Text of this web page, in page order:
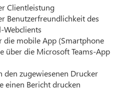
Clientleistung
Benutzerfreundlichkeit des
Webclients
die mobile App (Smartphone
über die Microsoft Teams-App
den zugewiesenen Drucker
einen Bericht drucken